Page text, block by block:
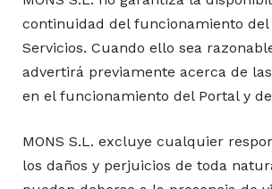
continuidad del funcionamiento del
Servicios. Cuando ello sea
advertirá previamente acerca de
en el funcionamiento del Portal y
MONS S.L. excluye cualquier
los daños y perjuicios de toda